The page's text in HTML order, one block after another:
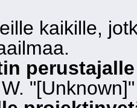
kaikille,